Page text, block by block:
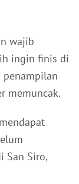
wajib
ingin finis di
penampilan
memuncak.
San Siro,